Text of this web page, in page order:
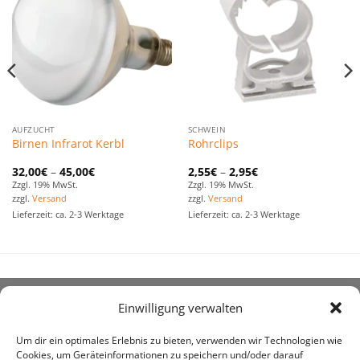
Einwilligung verwalten
Um dir ein optimales Erlebnis zu bieten, verwenden wir Technologien wie
Cookies, um Geräteinformationen zu speichern und/oder darauf
Favoriten
hinzufügen
AUFZUCHT
Birnen Infrarot Kerbl
32,00€– 45,00€
Zzgl. 19% MwSt.
zzgl. Versand
Lieferzeit: ca. 2-3 Werktage
Favoriten
hinzufügen
SCHWEIN
Rohrclips
2,55€– 2,95€
Zzgl. 19% MwSt.
zzgl. Versand
Lieferzeit: ca. 2-3 Werktage